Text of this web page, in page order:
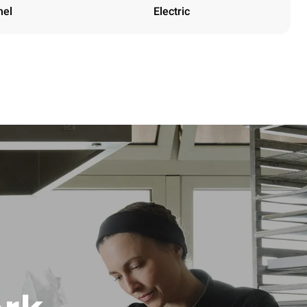
Electric
Afstand tussen trays
Frequency
50 / 60 Hz